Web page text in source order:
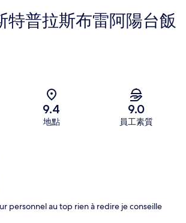
特普拉斯布雷阿陽台飯
9.4
地點
9.0
員工素質
personnel au top rien à redire je conseille